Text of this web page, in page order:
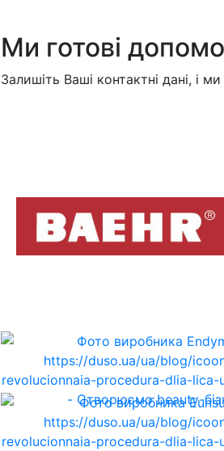
Ми готові
Залишіть Ваші контактні дані, і